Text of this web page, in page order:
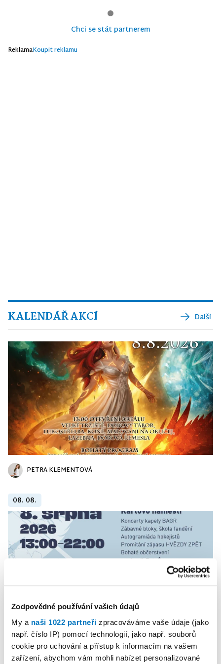
Zodpovědné používání vašich údajů
My a naši 1022 partneři zpracováváme vaše údaje (jako
např. číslo IP) pomocí technologií, jako např. souborů
cookie pro uchování a přístup k informacím na vašem
zařízení, abychom vám mohli nabízet personalizované
Chci se stát partnerem
ReklamaKoupit reklamu
KALENDÁŘ AKCÍ Další
PETRA KLEMENTOVÁ
08. 08.
PETRA KLEMENTOVÁ